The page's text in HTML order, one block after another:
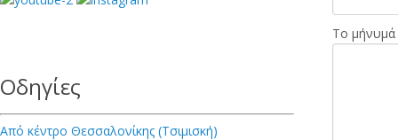
Οδηγίες
Από κέντρο Θεσσαλονίκης (Τσιμισκή)
Το